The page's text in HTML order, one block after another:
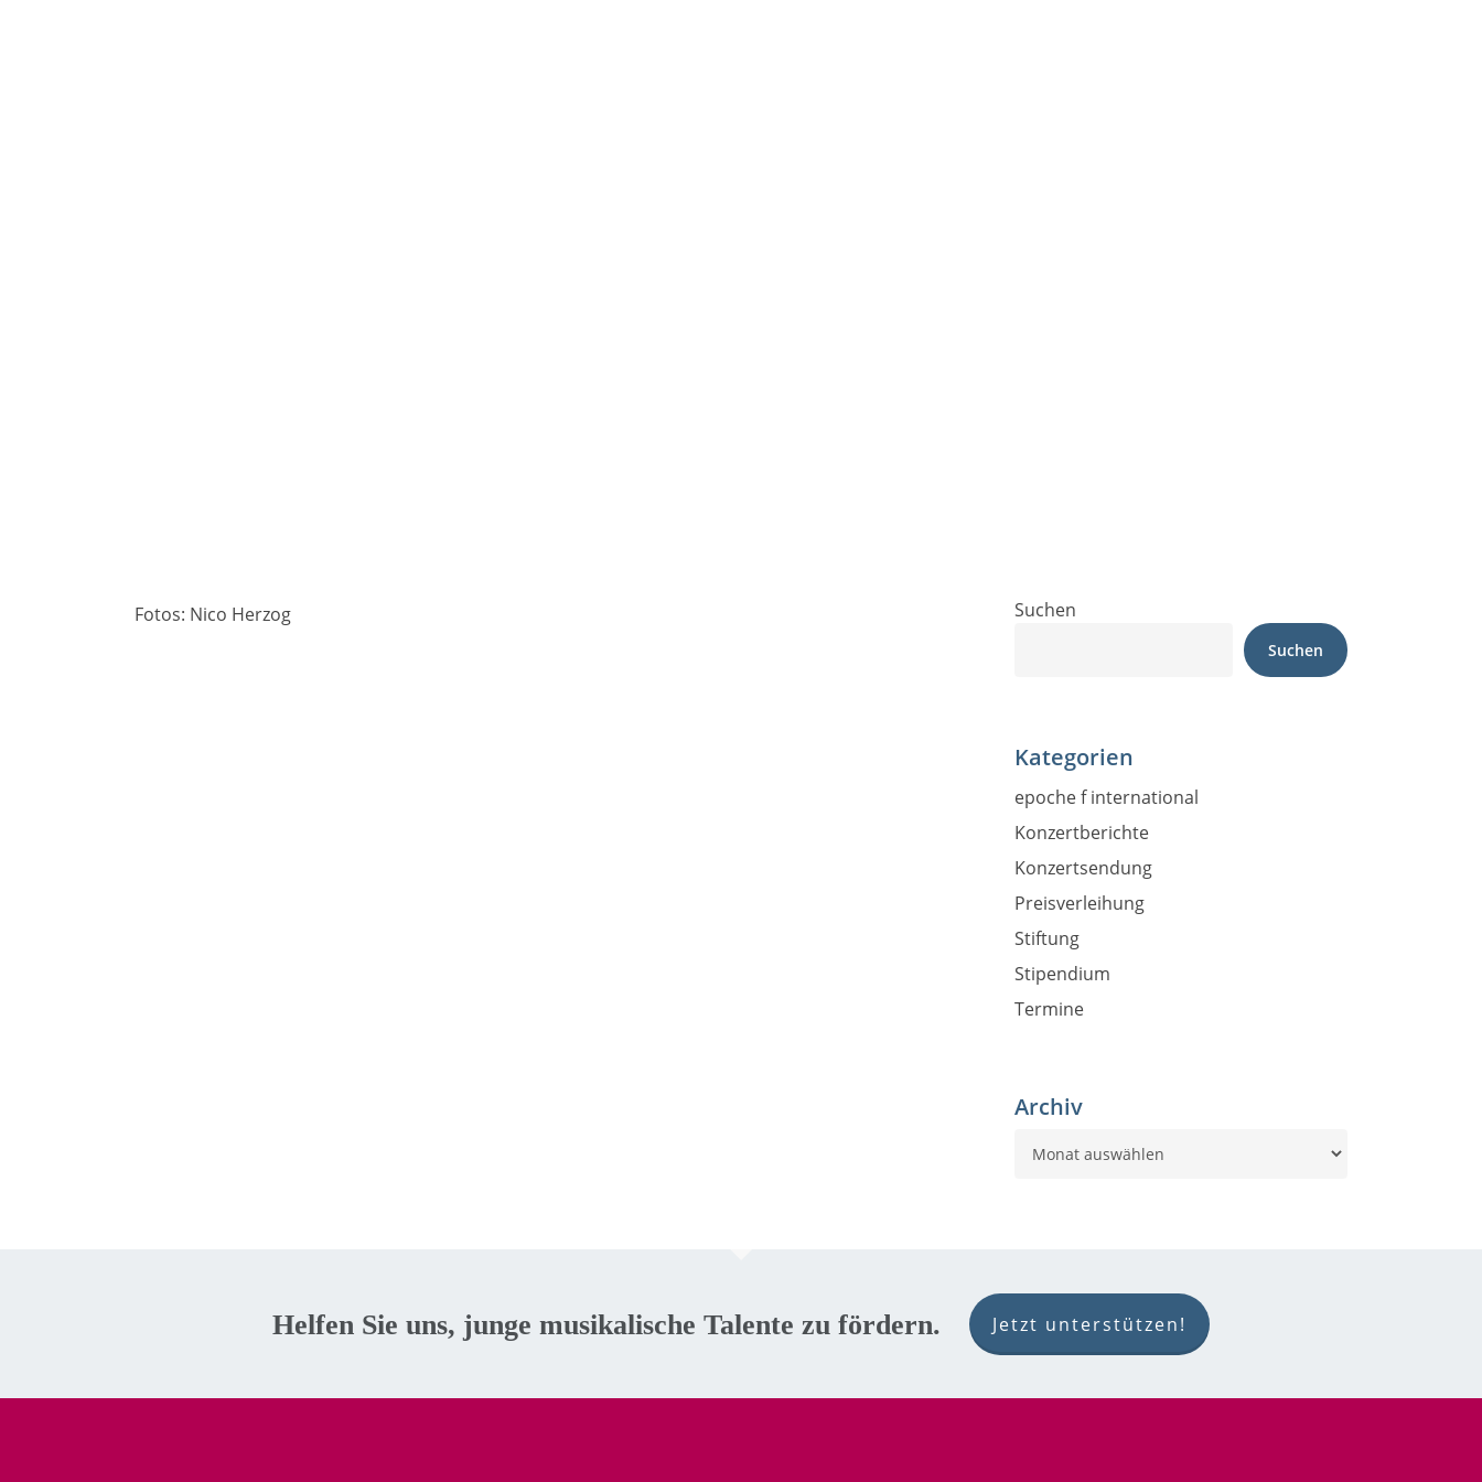
Fotos: Nico Herzog Suchen
Suchen
Kategorien
epoche f international
Konzertberichte
Konzertsendung
Preisverleihung
Stiftung
Stipendium
Termine
Archiv
Helfen Sie uns, junge musikalische Talente zu fördern. Jetzt unterstützen!